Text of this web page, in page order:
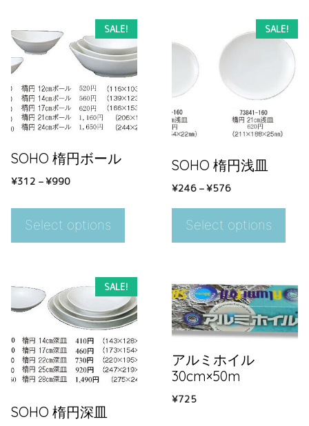
SALE!
SOHO 楕円ボール
¥312 –¥990
Select options
SALE!
SOHO 楕円浅皿
¥246 –¥576
Select options
SALE!
SOHO 楕円深皿
アルミホイル
30cm×50m
¥725